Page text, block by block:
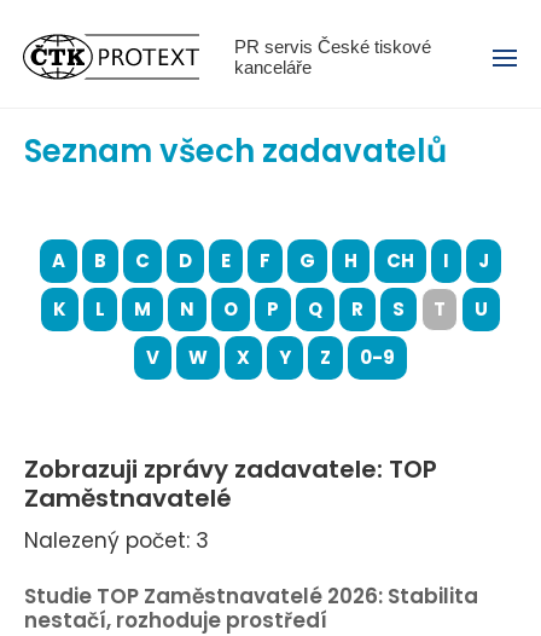
PR servis České tiskové
kanceláře
Menu
Seznam všech zadavatelů
A B C D E F G H CH I
J
K
L M N O P Q R S T
U
V
W X Y Z 0-9
Zobrazuji zprávy zadavatele: TOP
Zaměstnavatelé
Nalezený počet: 3
Studie TOP Zaměstnavatelé 2026: Stabilita
nestačí, rozhoduje prostředí